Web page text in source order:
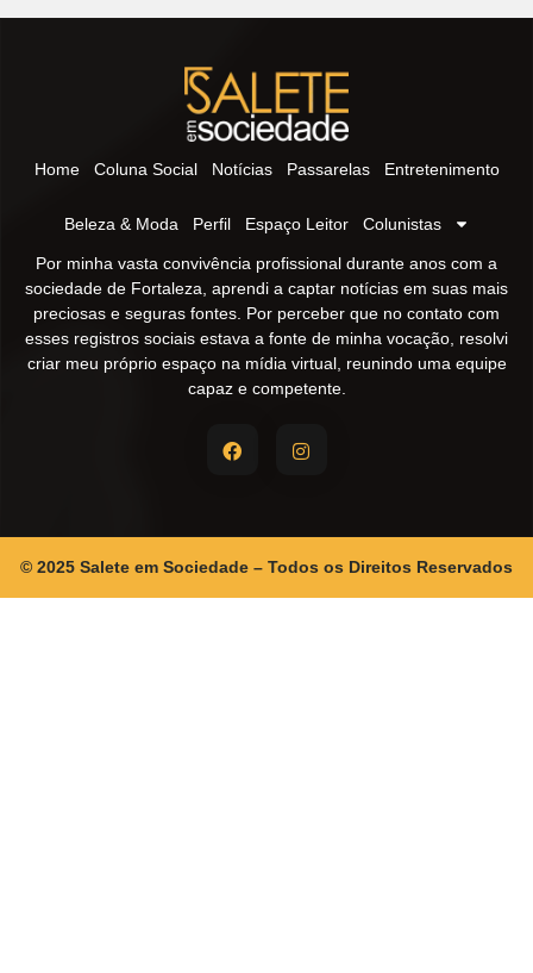
Home Coluna Social Notícias Passarelas Entretenimento
Beleza & Moda Perfil Espaço Leitor Colunistas
Por minha vasta convivência profissional durante anos com a
sociedade de Fortaleza, aprendi a captar notícias em suas mais
preciosas e seguras fontes. Por perceber que no contato com
esses registros sociais estava a fonte de minha vocação, resolvi
criar meu próprio espaço na mídia virtual, reunindo uma equipe
capaz e competente.
© 2025 Salete em Sociedade – Todos os Direitos Reservados